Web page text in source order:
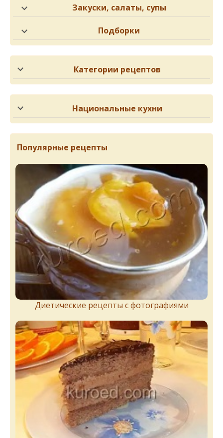
Закуски, салаты, супы
Подборки
Категории рецептов
Национальные кухни
Популярные рецепты
Диетические рецепты с фотографиями